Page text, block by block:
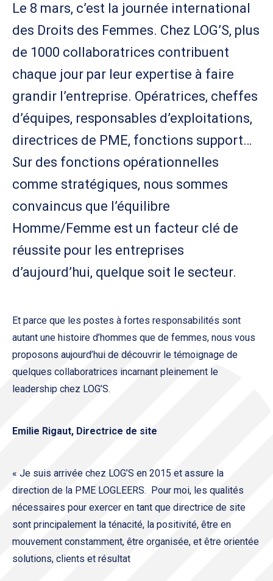
Le 8 mars, c’est la journée international
des Droits des Femmes. Chez LOG’S, plus
de 1000 collaboratrices contribuent
chaque jour par leur expertise à faire
grandir l’entreprise.​ Opératrices, cheffes
d’équipes, responsables d’exploitations,
directrices de PME, fonctions support…
Sur des fonctions opérationnelles
comme stratégiques, nous sommes
convaincus que l’équilibre
Homme/Femme est un facteur clé de
réussite pour les entreprises
d’aujourd’hui, quelque soit le secteur.
Et parce que les postes à fortes responsabilités sont
autant une histoire d’hommes que de femmes, nous vous
proposons aujourd’hui de découvrir le témoignage de
quelques collaboratrices incarnant pleinement le
leadership chez LOG’S.
Emilie Rigaut, Directrice de site
« Je suis arrivée chez LOG’S en 2015 et assure la
direction de la PME LOGLEERS. Pour moi, les qualités
nécessaires pour exercer en tant que directrice de site
sont principalement la ténacité, la positivité, être en
mouvement constamment, être organisée, et être orientée
solutions, clients et résultat